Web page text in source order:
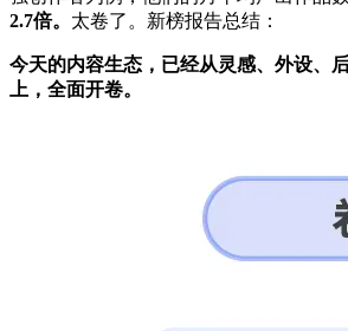
2.7倍。 太卷了。新榜报告总结：
今天的内容生态，已经从灵感、外设、
上，全面开卷。